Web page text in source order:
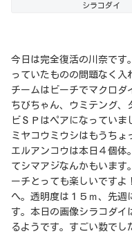
シラコダイ
今日は完全復活の川奈です
っていたものの問題なく入
チームはビーチでマクロダ
ちびちゃん、ウミテング、
ビＳＰはペアになっていま
ミヤコウミウシはもうちょ
エルアンコウは本日４個体
てシマアジなんかもいます
ーチとっても楽しいですよ
へ。透明度は１５ｍ、先週
す。本日の画像シラコダイ
るようです。すごい数でし